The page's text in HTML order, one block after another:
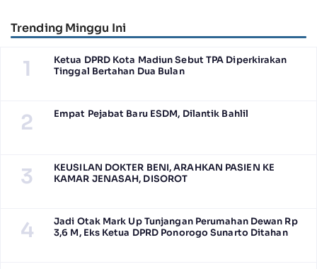
Trending Minggu Ini
1
Ketua DPRD Kota Madiun Sebut TPA Diperkirakan
Tinggal Bertahan Dua Bulan
2 Empat Pejabat Baru ESDM, Dilantik Bahlil
3
KEUSILAN DOKTER BENI, ARAHKAN PASIEN KE
KAMAR JENASAH, DISOROT
4
Jadi Otak Mark Up Tunjangan Perumahan Dewan Rp
3,6 M, Eks Ketua DPRD Ponorogo Sunarto Ditahan